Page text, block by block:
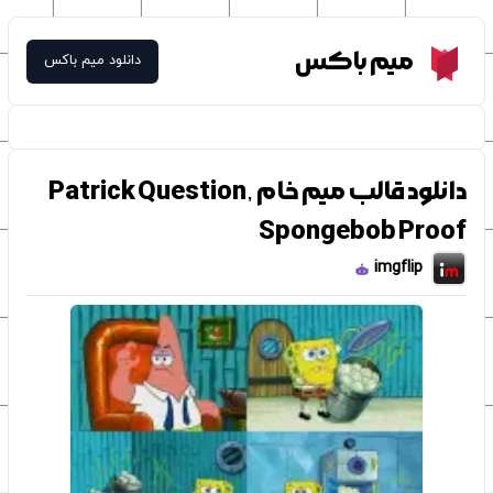
Meme Boxمیم باکس دانلود میم باکس
دانلود قالب میم خام Patrick Question,
Spongebob Proof
imgflip